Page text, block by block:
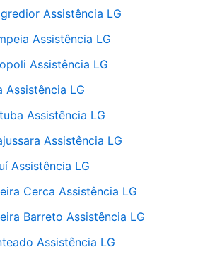
Assistência LG
Assistência LG
Assistência LG
Assistência LG
Assistência LG
Assistência LG
Assistência LG
Cerca Assistência LG
Barreto Assistência LG
Assistência LG